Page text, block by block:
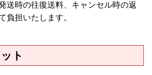
送時の往復送料、キャンセル時の返
負担いたします。
ト